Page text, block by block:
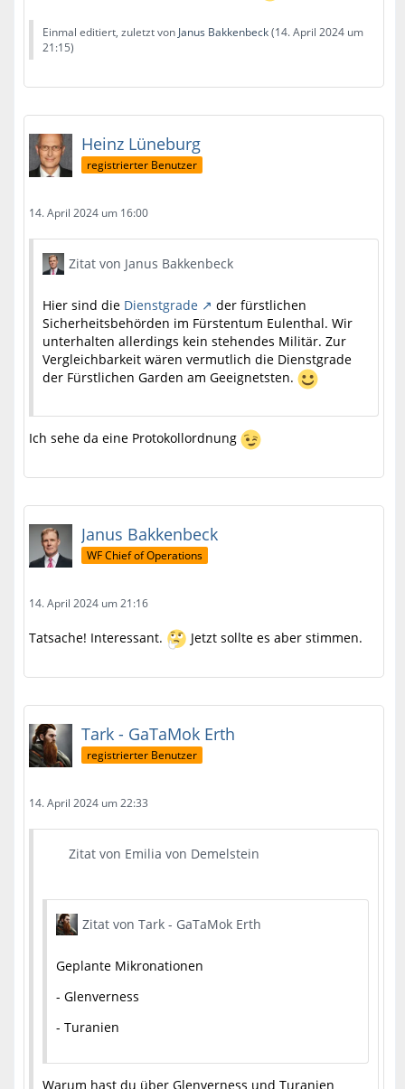
Einmal editiert, zuletzt von Janus Bakkenbeck(14. April 2024 um
21:15)
Heinz Lüneburg
registrierter Benutzer
14. April 2024 um 16:00
Zitat von Janus Bakkenbeck
Hier sind die Dienstgrade
der fürstlichen
Sicherheitsbehörden im Fürstentum Eulenthal. Wir
unterhalten allerdings kein stehendes Militär. Zur
Vergleichbarkeit wären vermutlich die Dienstgrade
der Fürstlichen Garden am Geeignetsten.
Ich sehe da eine Protokollordnung
Janus Bakkenbeck
WF Chief of Operations
14. April 2024 um 21:16
Tatsache! Interessant. Jetzt sollte es aber stimmen.
Tark - GaTaMok Erth
registrierter Benutzer
14. April 2024 um 22:33
Zitat von Emilia von Demelstein
Zitat von Tark - GaTaMok Erth
Geplante Mikronationen
- Glenverness
- Turanien
Warum hast du über Glenverness und Turanien